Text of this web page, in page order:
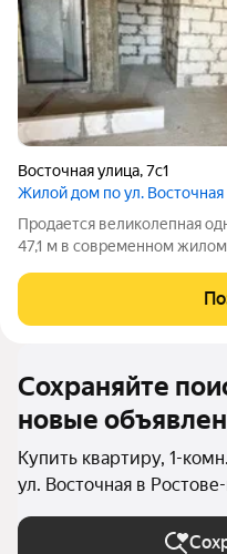
Восточная улица,7с1
Жилой дом по ул. Восточная
Продается великолепная
47,1 м в современном жилом
этаже 19-этажного
построен и готов к
Сохраняйте
новые
Купить квартиру, 1-
ул. Восточная в